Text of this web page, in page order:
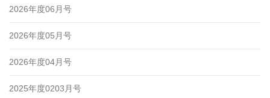
2026年度06月号
2026年度05月号
2026年度04月号
2025年度0203月号